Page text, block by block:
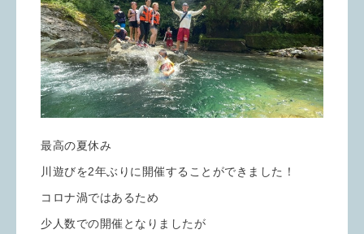
最高の夏休み
川遊びを2年ぶりに開催することができました！
コロナ渦ではあるため
少人数での開催となりましたが